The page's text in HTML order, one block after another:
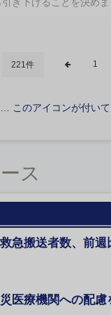
221件 1
… このアイコンが付いて
ス
急搬送者数、前週
医療機関への配慮